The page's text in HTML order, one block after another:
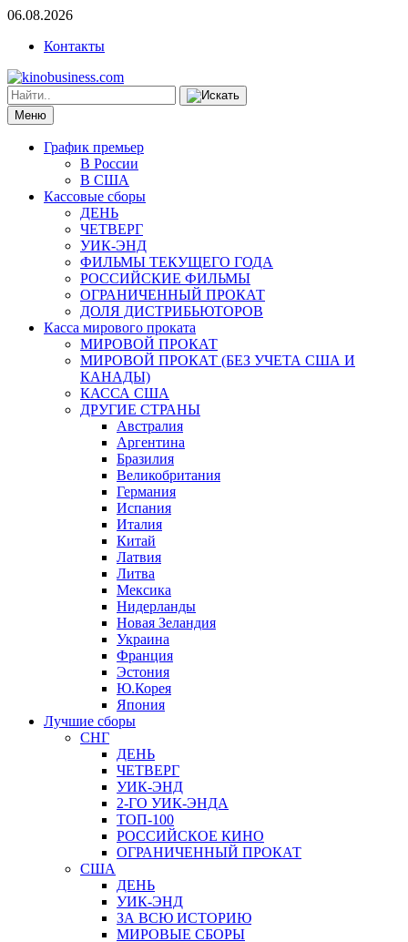
06.08.2026
Контакты
Меню
График премьер
В России
В США
Кассовые сборы
ДЕНЬ
ЧЕТВЕРГ
УИК-ЭНД
ФИЛЬМЫ ТЕКУЩЕГО ГОДА
РОССИЙСКИЕ ФИЛЬМЫ
ОГРАНИЧЕННЫЙ ПРОКАТ
ДОЛЯ ДИСТРИБЬЮТОРОВ
Касса мирового проката
МИРОВОЙ ПРОКАТ
МИРОВОЙ ПРОКАТ (БЕЗ УЧЕТА США И
КАНАДЫ)
КАССА США
ДРУГИЕ СТРАНЫ
Австралия
Аргентина
Бразилия
Великобритания
Германия
Испания
Италия
Китай
Латвия
Литва
Мексика
Нидерланды
Новая Зеландия
Украина
Франция
Эстония
Ю.Корея
Япония
Лучшие сборы
СНГ
ДЕНЬ
ЧЕТВЕРГ
УИК-ЭНД
2-ГО УИК-ЭНДА
ТОП-100
РОССИЙСКОЕ КИНО
ОГРАНИЧЕННЫЙ ПРОКАТ
США
ДЕНЬ
УИК-ЭНД
ЗА ВСЮ ИСТОРИЮ
МИРОВЫЕ СБОРЫ